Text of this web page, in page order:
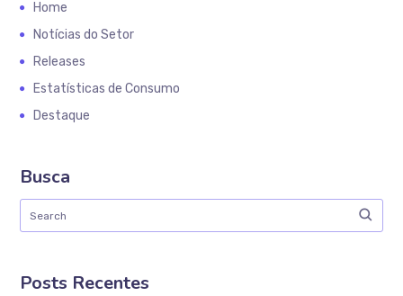
Home
Notícias do Setor
Releases
Estatísticas de Consumo
Destaque
Busca
Posts Recentes